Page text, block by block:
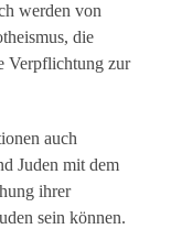
werden von
die
Verpflichtung zur
auch
Juden mit dem
ihrer
sein können.